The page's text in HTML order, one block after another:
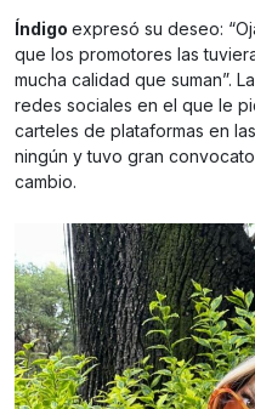
Índigo expresó su deseo:
que los promotores las
mucha calidad que suman”.
redes sociales en el que le
carteles de plataformas en
ningún y tuvo gran
cambio.